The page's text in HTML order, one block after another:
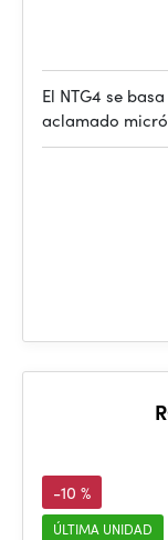
El NTG4 se
aclamado
-10 %
ÚLTIMA UNIDAD